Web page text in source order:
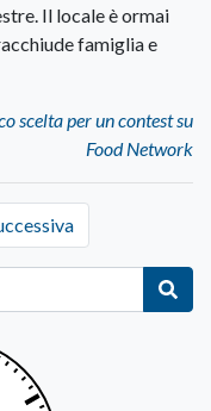
Il locale è ormai
famiglia e
scelta per un contest su
Food Network